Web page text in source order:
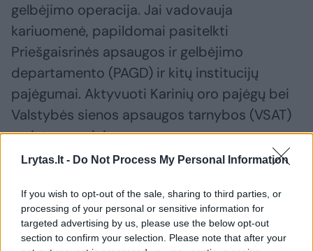
Lrytas.lt - Do Not Process My Personal Information
If you wish to opt-out of the sale, sharing to third parties, or
processing of your personal or sensitive information for
targeted advertising by us, please use the below opt-out
section to confirm your selection. Please note that after your
gelbėjimo operacija. Jai vadovauja
kariuomenė, papildomai pasitelkti
Priešgaisrinės apsaugos ir gelbėjimo
departamento (PAGD) ir kitų institucijų
pajėgumai. Aktyvuoti Karinių oro pajėgų bei
Valstybės sienos apsaugos tarnybos (VSAT)
sraigtasparniai.
Susiję straipsniai